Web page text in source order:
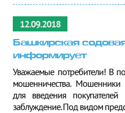
12.09.2018
Башкирская
информирует
Уважаемые потребители! В
мошенничества. Мошенники
для введения
заблуждение. Под видом